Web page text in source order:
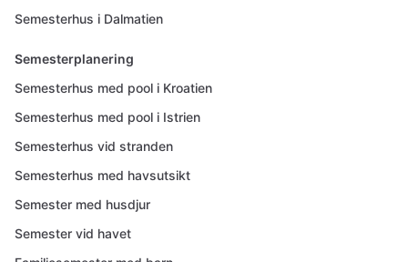
Semesterhus i Dalmatien
Semesterplanering
Semesterhus med pool i Kroatien
Semesterhus med pool i Istrien
Semesterhus vid stranden
Semesterhus med havsutsikt
Semester med husdjur
Semester vid havet